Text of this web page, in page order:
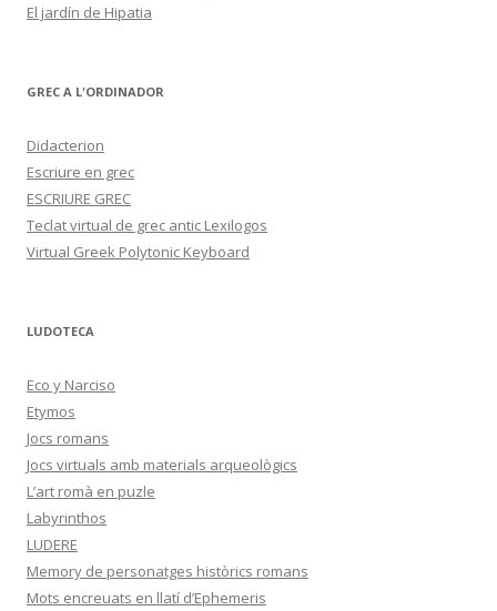
El jardín de Hipatia
GREC A L'ORDINADOR
Didacterion
Escriure en grec
ESCRIURE GREC
Teclat virtual de grec antic Lexilogos
Virtual Greek Polytonic Keyboard
LUDOTECA
Eco y Narciso
Etymos
Jocs romans
Jocs virtuals amb materials arqueològics
L’art romà en puzle
Labyrinthos
LUDERE
Memory de personatges històrics romans
Mots encreuats en llatí d’Ephemeris